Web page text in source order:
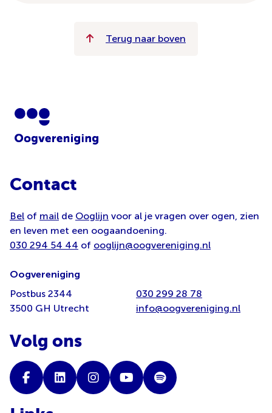
Terug naar boven
Contact
Bel of mail de Ooglijn voor al je vragen over ogen, zien
en leven met een oogaandoening.
030 294 54 44 of ooglijn@oogvereniging.nl
Oogvereniging
Postbus 2344
3500 GH Utrecht
030 299 28 78
info@oogvereniging.nl
Volg ons